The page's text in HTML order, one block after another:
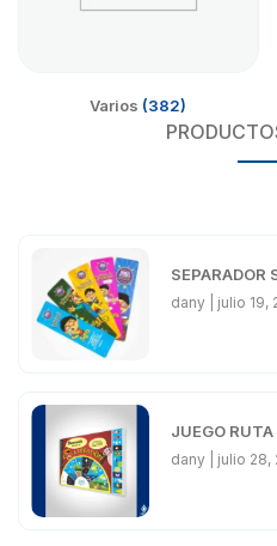
Varios (382)
SEPARADOR
dany julio 19,
JUEGO RUTA
dany julio 28,